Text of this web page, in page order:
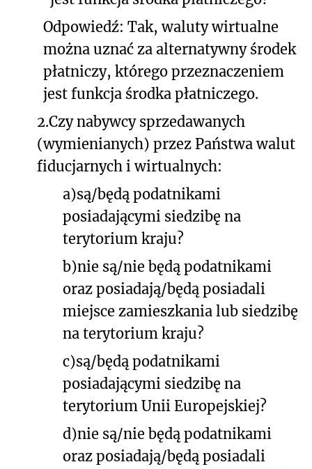
Odpowiedź: Tak, waluty wirtualne
można uznać za alternatywny środek
płatniczy, którego przeznaczeniem
jest funkcja środka płatniczego.
2.Czy nabywcy sprzedawanych
(wymienianych) przez Państwa walut
fiducjarnych i wirtualnych:
a)są/będą podatnikami
posiadającymi siedzibę na
terytorium kraju?
b)nie są/nie będą podatnikami
oraz posiadają/będą posiadali
miejsce zamieszkania lub siedzibę
na terytorium kraju?
c)są/będą podatnikami
posiadającymi siedzibę na
terytorium Unii Europejskiej?
d)nie są/nie będą podatnikami
oraz posiadają/będą posiadali